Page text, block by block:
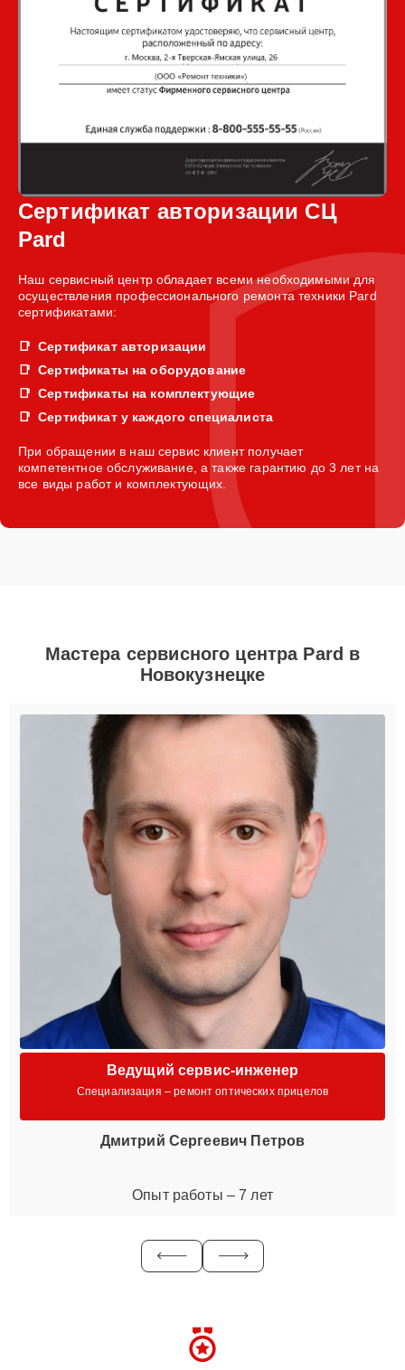
Сертификат авторизации СЦ
Pard
Наш сервисный центр обладает всеми необходимыми для
осуществления профессионального ремонта техники Pard
сертификатами:
Сертификат авторизации
Сертификаты на оборудование
Сертификаты на комплектующие
Сертификат у каждого специалиста
При обращении в наш сервис клиент получает
компетентное обслуживание, а также гарантию до 3 лет на
все виды работ и комплектующих.
Мастера сервисного центра Pard в
Новокузнецке
Ведущий сервис-инженер
Специализация – ремонт оптических прицелов
Дмитрий Сергеевич Петров
Опыт работы – 7 лет